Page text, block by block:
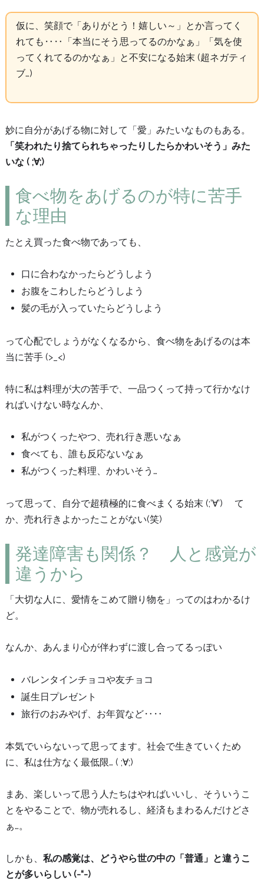
仮に、笑顔で「ありがとう！嬉しい～」とか言ってく
れても‥‥「本当にそう思ってるのかなぁ」「気を使
ってくれてるのかなぁ」と不安になる始末 (超ネガティ
ブ…)
妙に自分があげる物に対して「愛」みたいなものもある。
「笑われたり捨てられちゃったりしたらかわいそう」みた
いな ( ;∀;)
食べ物をあげるのが特に苦手
な理由
たとえ買った食べ物であっても、
口に合わなかったらどうしよう
お腹をこわしたらどうしよう
髪の毛が入っていたらどうしよう
って心配でしょうがなくなるから、食べ物をあげるのは本
当に苦手 (>_<)
特に私は料理が大の苦手で、一品つくって持って行かなけ
ればいけない時なんか、
私がつくったやつ、売れ行き悪いなぁ
食べても、誰も反応ないなぁ
私がつくった料理、かわいそう…
って思って、自分で超積極的に食べまくる始末 (;’∀’) て
か、売れ行きよかったことがない(笑)
発達障害も関係？ 人と感覚が
違うから
「大切な人に、愛情をこめて贈り物を」ってのはわかるけ
ど。
なんか、あんまり心が伴わずに渡し合ってるっぽい
バレンタインチョコや友チョコ
誕生日プレゼント
旅行のおみやげ、お年賀など‥‥
本気でいらないって思ってます。社会で生きていくため
に、私は仕方なく最低限… ( ;∀;)
まあ、楽しいって思う人たちはやればいいし、そういうこ
とをやることで、物が売れるし、経済もまわるんだけどさ
ぁ…。
しかも、 私の感覚は、どうやら世の中の「普通」と違うこ
とが多いらしい (-“-)